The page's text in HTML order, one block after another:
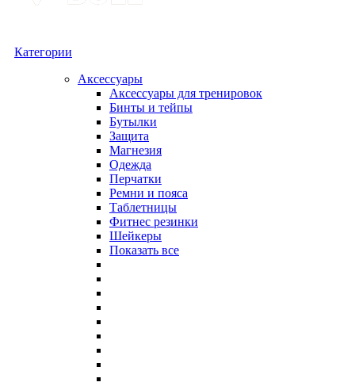
Категории
Аксессуары
Аксессуары для тренировок
Бинты и тейпы
Бутылки
Защита
Магнезия
Одежда
Перчатки
Ремни и пояса
Таблетницы
Фитнес резинки
Шейкеры
Показать все